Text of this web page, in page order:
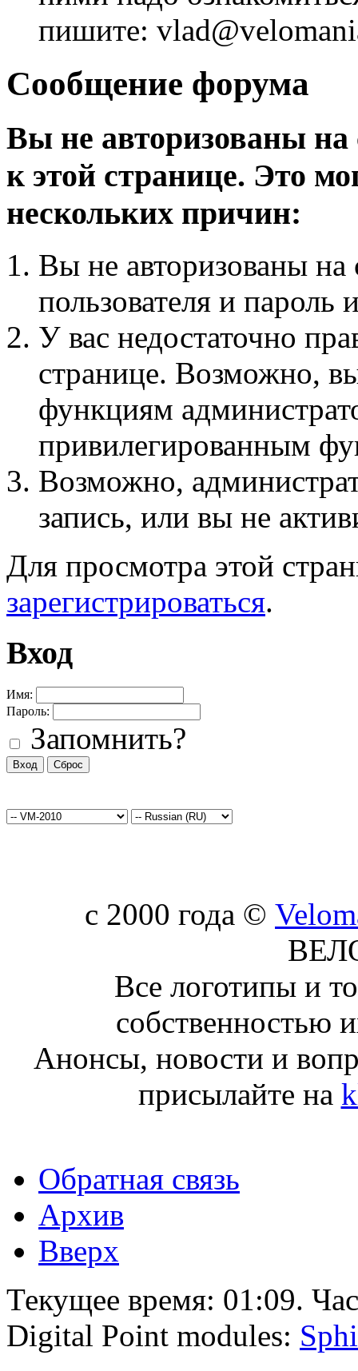
пишите:
Сообщение форума
Вы не авторизованы на
к этой странице. Это
нескольких причин:
Вы не авторизованы на
пользователя и пароль
У вас недостаточно
странице. Возможно,
функциям
привилегированным
Возможно,
запись, или вы не
Для просмотра этой
зарегистрироваться.
Вход
Имя:
Пароль:
Запомнить?
c 2000 года ©
Все логотипы и
собственностью
Анонсы, новости и
присылайте на
Обратная связь
Архив
Вверх
Текущее время: 01:09.
Digital Point modules: